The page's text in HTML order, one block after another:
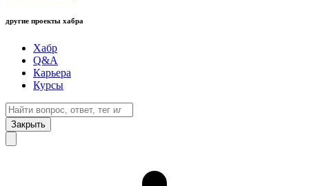
другие проекты хабра
Хабр
Q&A
Карьера
Курсы
Закрыть